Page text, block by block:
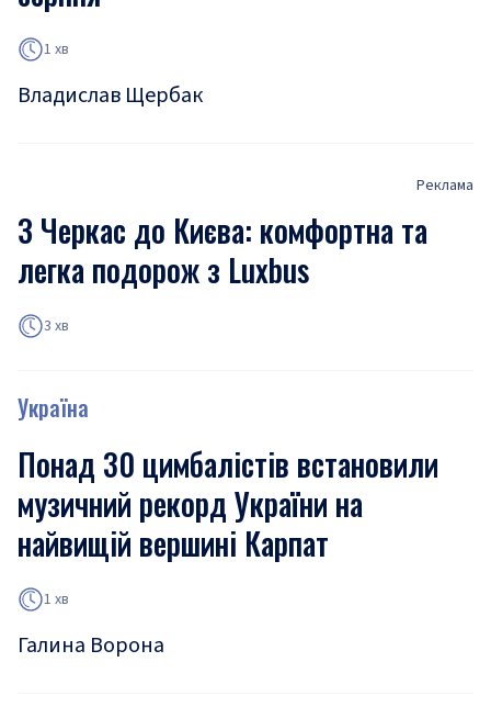
1 хв
Владислав Щербак
Реклама
З Черкас до Києва: комфортна та
легка подорож з Luxbus
3 хв
Україна
Понад 30 цимбалістів встановили
музичний рекорд України на
найвищій вершині Карпат
1 хв
Галина Ворона